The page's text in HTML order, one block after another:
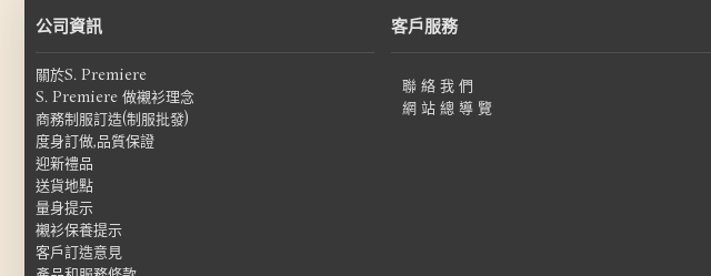
公司資訊
關於S. Premiere
S. Premiere 做襯衫理念
商務制服訂造(制服批發)
度身訂做,品質保證
迎新禮品
送貨地點
量身提示
襯衫保養提示
客戶訂造意見
客戶服務
聯 絡 我 們
網 站 總 導 覽